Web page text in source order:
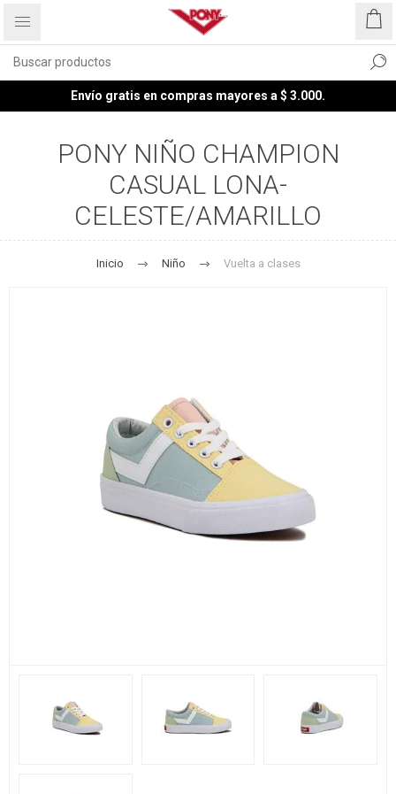
Envío gratis en compras mayores a $ 3.000.
PONY NIÑO CHAMPION
CASUAL LONA-
CELESTE/AMARILLO
Inicio Niño Vuelta a clases